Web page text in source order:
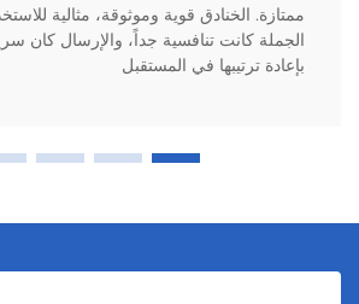
ممتازة. الخنادق قوية وموثوقة، مثالية
الجملة كانت تنافسية جداً، والإرسال كان
بإعادة ترتيبها في المستقبل